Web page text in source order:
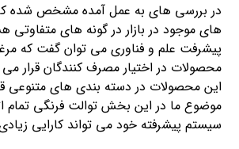
در بررسی های به عمل آمده مشخص شده
های موجود در بازار در گونه های متفاوتی
پیشرفت علم و فناوری می توان گفت که
محصولات در اختیار مصرف کنندگان قرار
این محصولات در دسته بندی های متنوعی
موضوع ما در این بخش توالت فرنگی تمام
سیستم پیشرفته خود می تواند کارایی